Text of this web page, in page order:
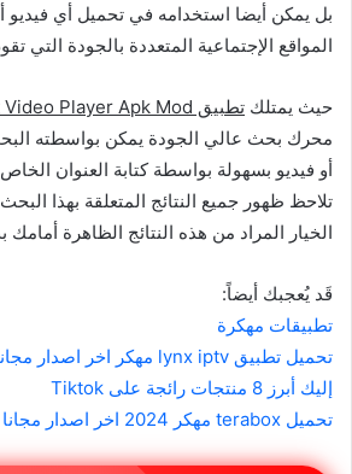
بل يمكن أيضا استخدامه في تحميل أي فيديو
المواقع الإجتماعية المتعددة بالجودة التي
حيث يمتلك تطبيق Playit Video Player Apk Mod مهكر اخر اصدار
محرك بحث عالي الجودة يمكن بواسطته
أو فيديو بسهولة بواسطة كتابة العنوان
تلاحظ ظهور جميع النتائج المتعلقة بهذا
الخيار المراد من هذه النتائج الظاهرة أمامك
قَد يُعجبك أيضاً:
تطبيقات مهكرة
تحميل تطبيق lynx iptv مهكر اخر اصدار مجانا 2024
إليك أبرز 8 منتجات رائجة على Tiktok
تحميل terabox مهكر 2024 اخر اصدار مجانا